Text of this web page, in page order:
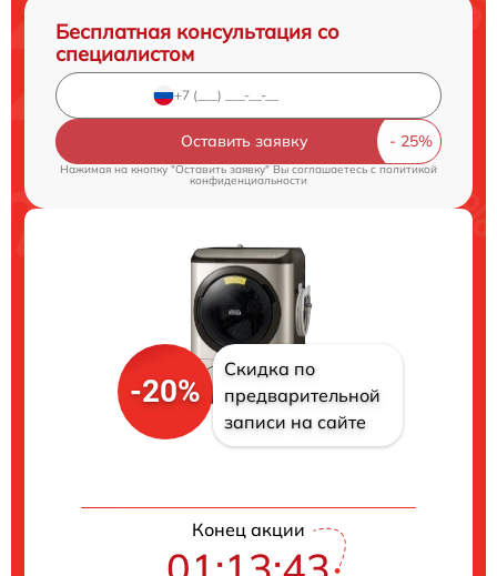
Бесплатная консультация со
специалистом
Оставить заявку
Нажимая на кнопку "Оставить заявку" Вы соглашаетесь cполитикой
конфиденциальности
-20%
Скидка по
предварительной
записи на сайте
Конец акции